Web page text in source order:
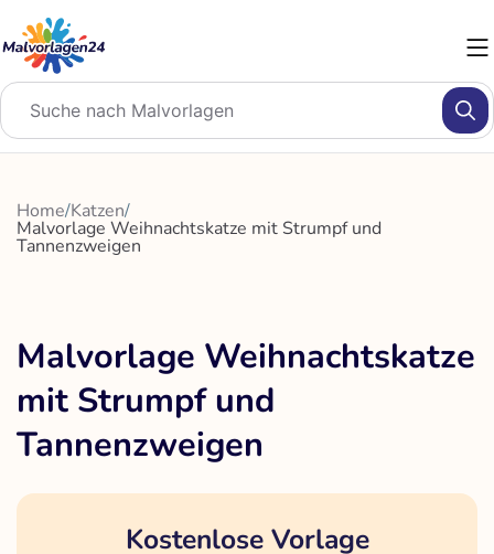
Inhalt
springen
Home/Katzen/
Malvorlage Weihnachtskatze mit Strumpf und
Tannenzweigen
Malvorlage Weihnachtskatze
mit Strumpf und
Tannenzweigen
Kostenlose Vorlage